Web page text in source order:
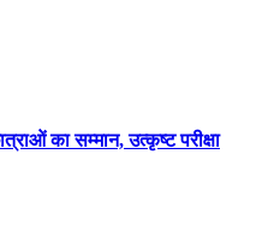
का सम्मान, उत्कृष्ट परीक्षा